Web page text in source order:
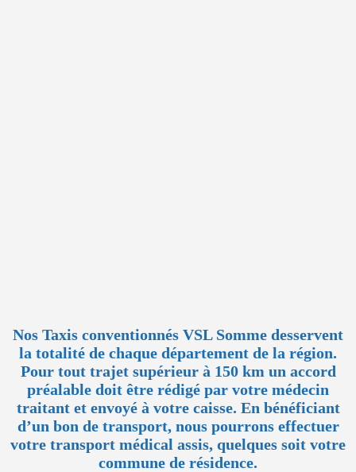
Nos Taxis conventionnés VSL Somme desservent
la totalité de chaque département de la région.
Pour tout trajet supérieur à 150 km un accord
préalable doit être rédigé par votre médecin
traitant et envoyé à votre caisse. En bénéficiant
d’un bon de transport, nous pourrons effectuer
votre transport médical assis, quelques soit votre
commune de résidence.